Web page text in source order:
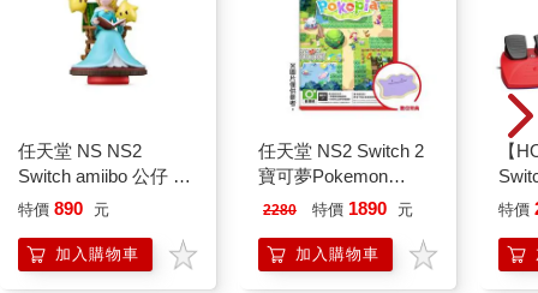
任天堂 NS NS2
Switch amiibo 公仔 羅
潔塔＆奇可（超級瑪利
特價 890 元
加入購物車
任天堂 NS2 Switch 2
寶可夢Pokemon
Pokopia慢活沙盒 國際
2280 特價 1890 元
加入購物車
【
方向
車
特價